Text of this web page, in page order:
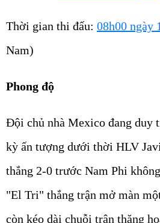
Thời gian thi đấu: 08h00 ngày
Nam)
Phong độ
Đội chủ nhà Mexico đang duy
kỳ ấn tượng dưới thời HLV
thắng 2-0 trước Nam Phi
"El Tri" thắng trận mở màn
còn kéo dài chuỗi trận thăng